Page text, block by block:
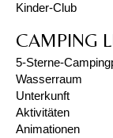
Kinder-Club
CAMPING
5-Sterne-
Wasserraum
Unterkunft
Aktivitäten
Animationen